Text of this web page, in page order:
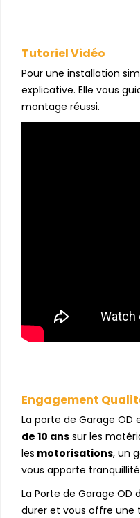
Tutoriel Vidéo
Pour une installation
explicative. Elle vous
montage réussi.
Engagement
La porte de Garage OD
de 10 ans sur les
les motorisations, un
vous apporte
La Porte de Garage
durer et vous offre une